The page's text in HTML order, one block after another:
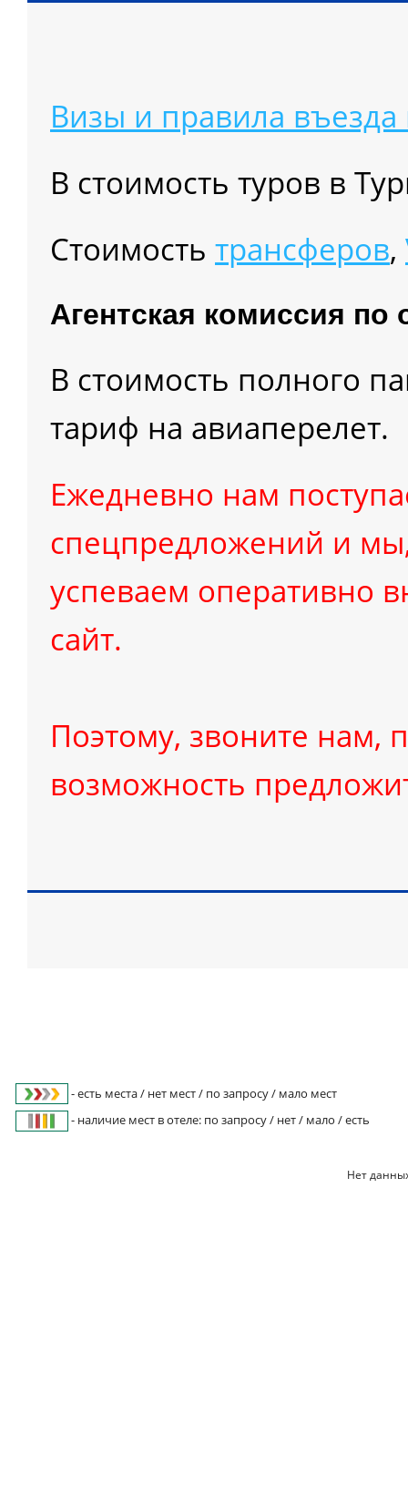
Визы и правила
В стоимость туров в
Cтоимость трансферов,
Агентская комиссия по
В стоимость полного
тариф на авиаперелет.
Ежедневно нам
cпецпредложений и
успеваем оперативно
сайт.
Поэтому, звоните нам,
возможность
- есть места / нет мест / по запросу / мало мест
- наличие мест в отеле: по запросу / нет / мало / есть
Нет